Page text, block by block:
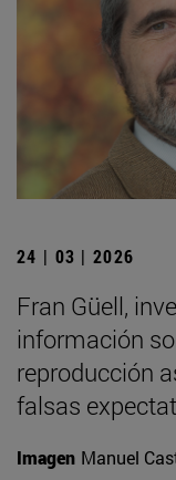
24 | 03 | 2026
Fran Güell,
información
reproducción
falsas
Imagen Manuel